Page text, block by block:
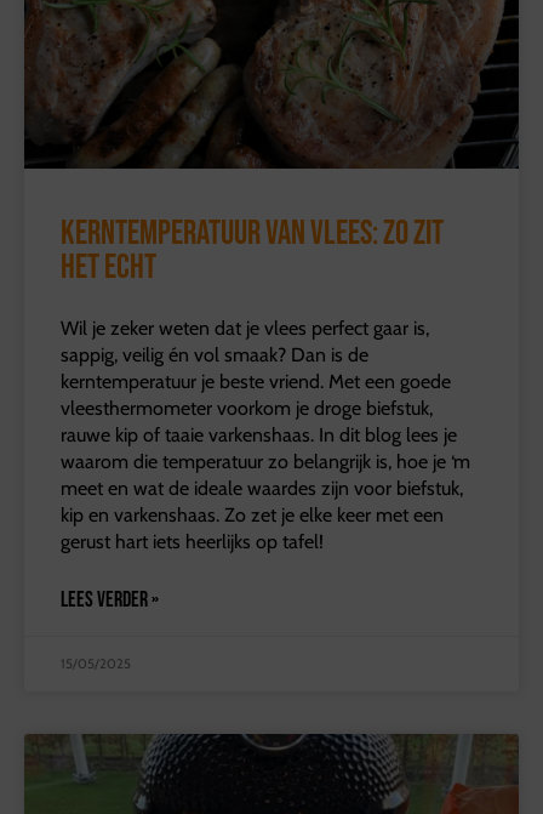
Kerntemperatuur van vlees: zo zit
het echt
Wil je zeker weten dat je vlees perfect gaar is,
sappig, veilig én vol smaak? Dan is de
kerntemperatuur je beste vriend. Met een goede
vleesthermometer voorkom je droge biefstuk,
rauwe kip of taaie varkenshaas. In dit blog lees je
waarom die temperatuur zo belangrijk is, hoe je ‘m
meet en wat de ideale waardes zijn voor biefstuk,
kip en varkenshaas. Zo zet je elke keer met een
gerust hart iets heerlijks op tafel!
LEES VERDER »
15/05/2025